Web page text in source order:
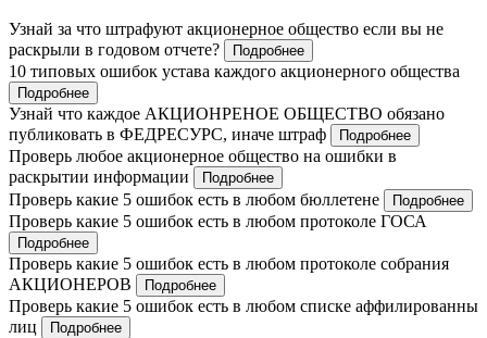
Узнай за что штрафуют акционерное общество если вы не
раскрыли в годовом отчете?
Подробнее
10 типовых ошибок устава каждого акционерного общества
Подробнее
Узнай что каждое АКЦИОНРЕНОЕ ОБЩЕСТВО обязано
публиковать в ФЕДРЕСУРС, иначе штраф
Подробнее
Проверь любое акционерное общество на ошибки в
раскрытии информации
Подробнее
Проверь какие 5 ошибок есть в любом бюллетене Подробнее
Проверь какие 5 ошибок есть в любом протоколе ГОСА
Подробнее
Проверь какие 5 ошибок есть в любом протоколе собрания
АКЦИОНЕРОВ
Подробнее
Проверь какие 5 ошибок есть в любом списке аффилированны
лиц
Подробнее